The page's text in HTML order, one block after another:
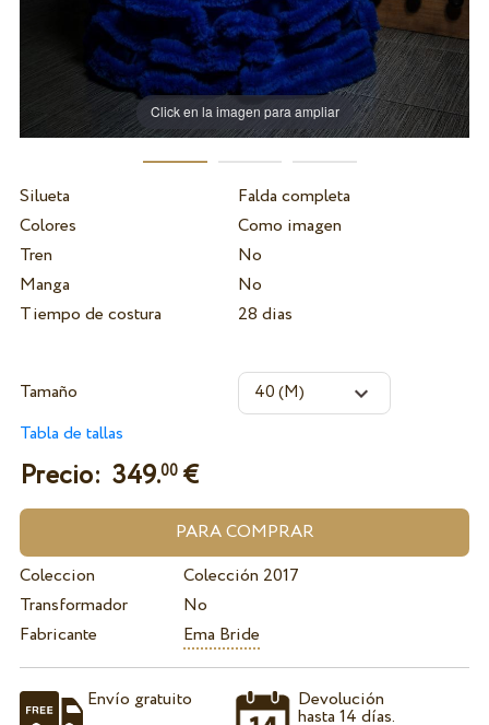
Click en la imagen para ampliar
Silueta
Falda completa
Colores
Como imagen
Tren
No
Manga
No
Tiempo de costura
28 dias
Tamaño
Tabla de tallas
Precio: 349.00€
Coleccion
Colección 2017
Transformador
No
Fabricante
Ema Bride
Envío gratuito Devolución
hasta 14 días.